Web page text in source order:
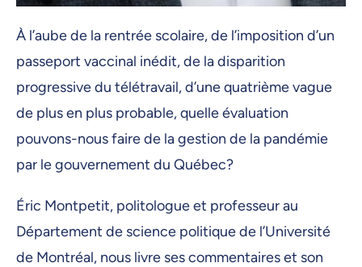
À l’aube de la rentrée scolaire, de l’imposition d’un
passeport vaccinal inédit, de la disparition
progressive du télétravail, d’une quatrième vague
de plus en plus probable, quelle évaluation
pouvons-nous faire de la gestion de la pandémie
par le gouvernement du Québec?
Éric Montpetit, politologue et professeur au
Département de science politique de l’Université
de Montréal, nous livre ses commentaires et son